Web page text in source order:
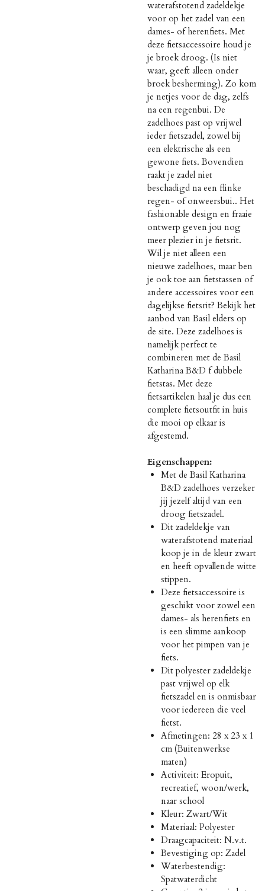
waterafstotend zadeldekje
voor op het zadel van een
dames- of herenfiets. Met
deze fietsaccessoire houd je
je broek droog. (Is niet
waar, geeft alleen onder
broek besherming). Zo kom
je netjes voor de dag, zelfs
na een regenbui. De
zadelhoes past op vrijwel
ieder fietszadel, zowel bij
een elektrische als een
gewone fiets. Bovendien
raakt je zadel niet
beschadigd na een flinke
regen- of onweersbui.. Het
fashionable design en fraaie
ontwerp geven jou nog
meer plezier in je fietsrit.
Wil je niet alleen een
nieuwe zadelhoes, maar ben
je ook toe aan fietstassen of
andere accessoires voor een
dagelijkse fietsrit? Bekijk het
aanbod van Basil elders op
de site. Deze zadelhoes is
namelijk perfect te
combineren met de Basil
Katharina B&D f dubbele
fietstas. Met deze
fietsartikelen haal je dus een
complete fietsoutfit in huis
die mooi op elkaar is
afgestemd.
Eigenschappen:
Met de Basil Katharina
B&D zadelhoes verzeker
jij jezelf altijd van een
droog fietszadel.
Dit zadeldekje van
waterafstotend materiaal
koop je in de kleur zwart
en heeft opvallende witte
stippen.
Deze fietsaccessoire is
geschikt voor zowel een
dames- als herenfiets en
is een slimme aankoop
voor het pimpen van je
fiets.
Dit polyester zadeldekje
past vrijwel op elk
fietszadel en is onmisbaar
voor iedereen die veel
fietst.
Afmetingen: 28 x 23 x 1
cm (Buitenwerkse
maten)
Activiteit: Eropuit,
recreatief, woon/werk,
naar school
Kleur: Zwart/Wit
Materiaal: Polyester
Draagcapaciteit: N.v.t.
Bevestiging op: Zadel
Waterbestendig:
Spatwaterdicht